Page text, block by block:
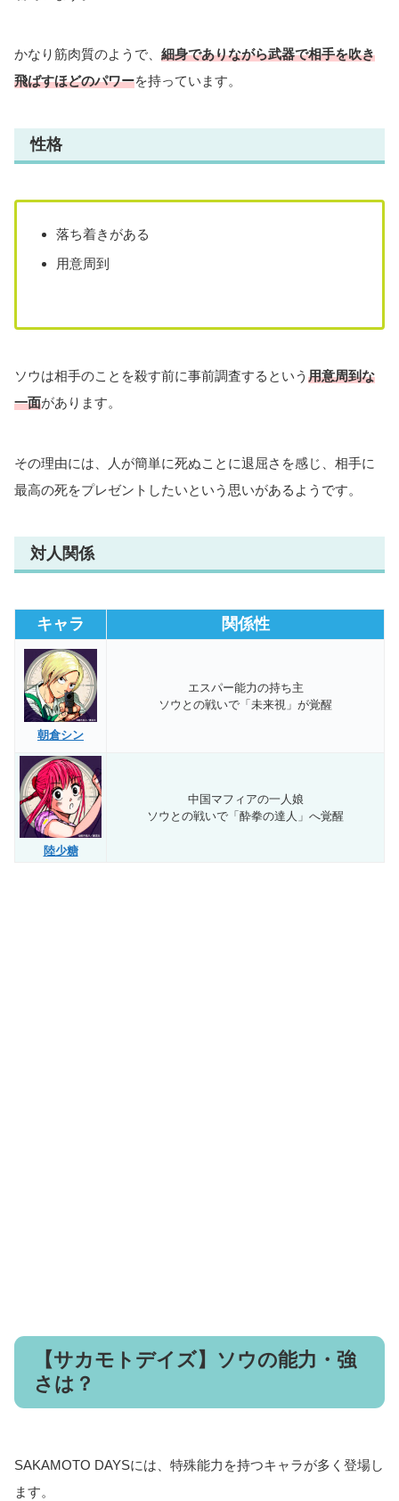
かなり筋肉質のようで、 細身でありながら武器で相手を吹き
飛ばすほどのパワーを持っています。
性格
落ち着きがある
用意周到
ソウは相手のことを殺す前に事前調査するという 用意周到な
一面があります。
その理由には、人が簡単に死ぬことに退屈さを感じ、相手に
最高の死をプレゼントしたいという思いがあるようです。
対人関係
キャラ 関係性
朝倉シン
エスパー能力の持ち主
ソウとの戦いで「未来視」が覚醒
陸少糖
中国マフィアの一人娘
ソウとの戦いで「酔拳の達人」へ覚醒
【サカモトデイズ】ソウの能力・強
さは？
SAKAMOTO DAYSには、特殊能力を持つキャラが多く登場し
ます。